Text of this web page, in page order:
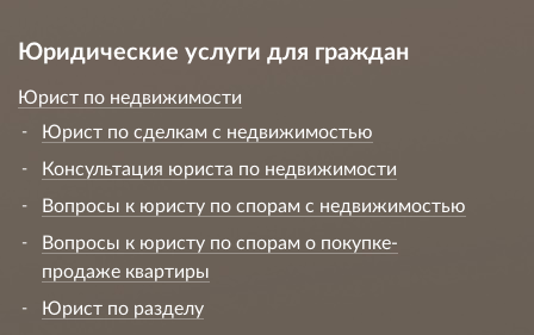
Юридические услуги для граждан
Юрист по недвижимости
Юрист по сделкам с недвижимостью
Консультация юриста по недвижимости
Вопросы к юристу по спорам с недвижимостью
Вопросы к юристу по спорам о покупке-
продаже квартиры
Юрист по разделу